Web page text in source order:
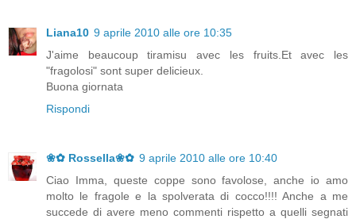
Liana10 9 aprile 2010 alle ore 10:35
J'aime beaucoup tiramisu avec les fruits.Et avec les
"fragolosi" sont super delicieux.
Buona giornata
Rispondi
❀✿ Rossella❀✿ 9 aprile 2010 alle ore 10:40
Ciao Imma, queste coppe sono favolose, anche io amo
molto le fragole e la spolverata di cocco!!!! Anche a me
succede di avere meno commenti rispetto a quelli segnati